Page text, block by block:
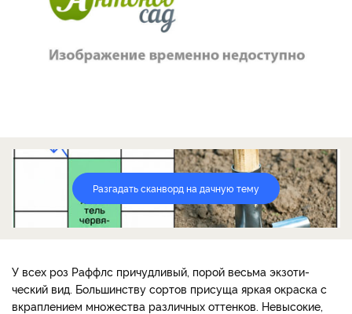
Разгадать сканворд на дачную тему
У всех роз Раффлс причудли­вый, порой весьма экзоти­
ческий вид. Большинству сортов присуща яркая окраска с
вкраплением множества раз­личных оттенков. Невысокие,